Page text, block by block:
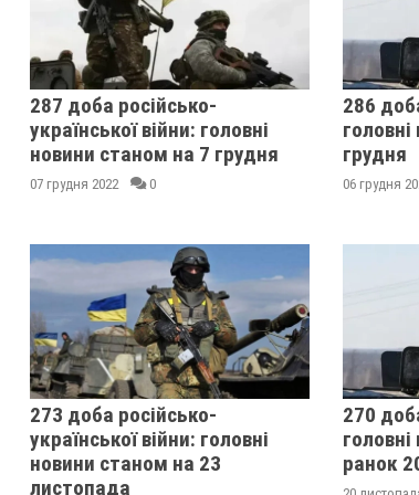
287 доба російсько-
української війни: головні
новини станом на 7 грудня
07 грудня 2022 0
286
грудня
06 грудня
273 доба російсько-
української війни: головні
новини станом на 23
листопада
270
ранок